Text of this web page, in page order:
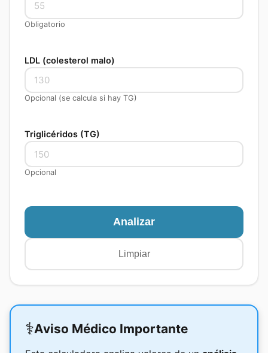
Obligatorio
LDL (colesterol malo)
Opcional (se calcula si hay TG)
Triglicéridos (TG)
Opcional
Analizar
Limpiar
⚕️Aviso Médico Importante